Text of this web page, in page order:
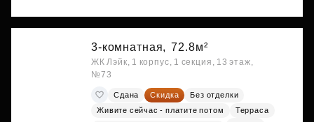
3-комнатная, 72.8м²
ЖК Лэйк, 1 корпус, 1 секция, 13 этаж,
№73
Сдана Скидка
Без отделки
Живите сейчас - платите потом
Терраса